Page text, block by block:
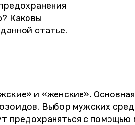
Каковы
статье.
и «женские».
Выбор мужских
предохраняться с помощью